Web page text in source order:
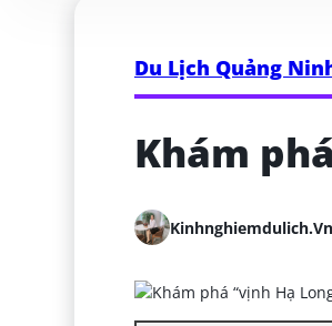
Du Lịch Quảng
Khám
Kinhnghiemdulich.vn